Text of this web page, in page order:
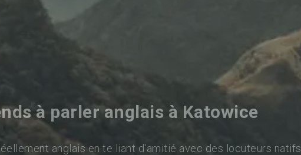
à parler anglais à Katowice
anglais en te liant d'amitié avec des locuteurs natifs